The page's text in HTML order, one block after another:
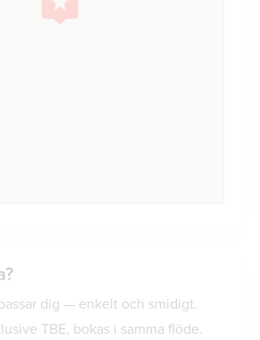
dig — enkelt och smidigt.
TBE, bokas i samma flöde.